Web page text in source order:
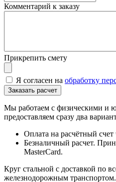
Комментарий к заказу
Прикрепить смету
Я согласен на обработку
Мы работаем с физическими и
предоставляем сразу два
Оплата на расчётный счет
Безналичный расчет.
MasterCard.
Круг стальной с доставкой по
железнодорожным